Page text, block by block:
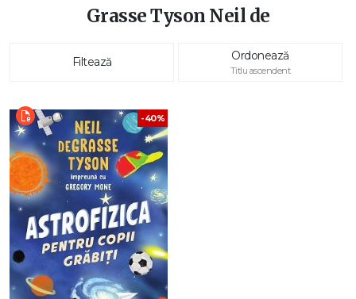
Grasse Tyson Neil de
Filtează Ordonează
Titlu ascendent
-40%